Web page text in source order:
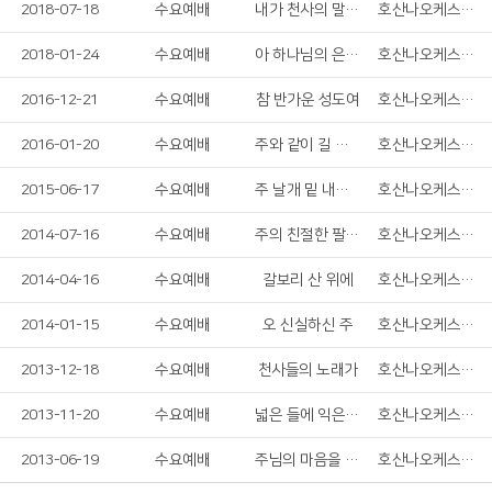
2018-07-18 수요예배 내가 천사의 말 한다 해도 호산나오케스트라
2018-01-24 수요예배 아 하나님의 은혜로 호산나오케스트라
2016-12-21 수요예배 참 반가운 성도여 호산나오케스트라
2016-01-20 수요예배 주와 같이 길 가는 것 호산나오케스트라
2015-06-17 수요예배 주 날개 밑 내가 편안히 쉬네 호산나오케스트라
2014-07-16 수요예배 주의 친절한 팔에 안기세 호산나오케스트라
2014-04-16 수요예배 갈보리 산 위에 호산나오케스트라
2014-01-15 수요예배 오 신실하신 주 호산나오케스트라
2013-12-18 수요예배 천사들의 노래가 호산나오케스트라
2013-11-20 수요예배 넓은 들에 익은 곡식 호산나오케스트라
2013-06-19 수요예배 주님의 마음을 본 받는 자 호산나오케스트라